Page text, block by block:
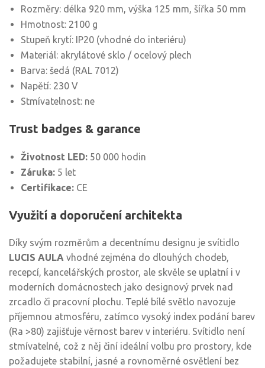
Rozměry: délka 920 mm, výška 125 mm, šířka 50 mm
Hmotnost: 2100 g
Stupeň krytí: IP20 (vhodné do interiéru)
Materiál: akrylátové sklo / ocelový plech
Barva: šedá (RAL 7012)
Napětí: 230 V
Stmívatelnost: ne
Trust badges & garance
Životnost LED: 50 000 hodin
Záruka: 5 let
Certifikace: CE
Využití a doporučení architekta
Díky svým rozměrům a decentnímu designu je svítidlo
LUCIS AULA vhodné zejména do dlouhých chodeb,
recepcí, kancelářských prostor, ale skvěle se uplatní i v
moderních domácnostech jako designový prvek nad
zrcadlo či pracovní plochu. Teplé bílé světlo navozuje
příjemnou atmosféru, zatímco vysoký index podání barev
(Ra >80) zajišťuje věrnost barev v interiéru. Svítidlo není
stmívatelné, což z něj činí ideální volbu pro prostory, kde
požadujete stabilní, jasné a rovnoměrné osvětlení bez